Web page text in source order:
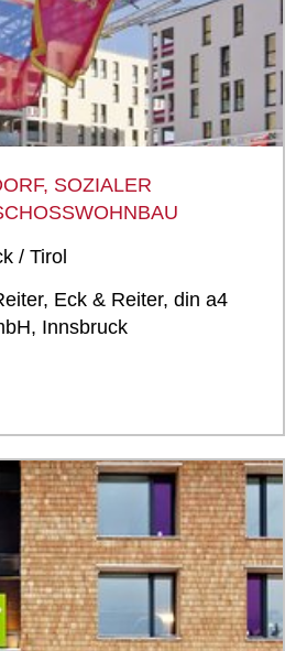
SOZIALER
/ Tirol
Eck & Reiter, din a4
Innsbruck